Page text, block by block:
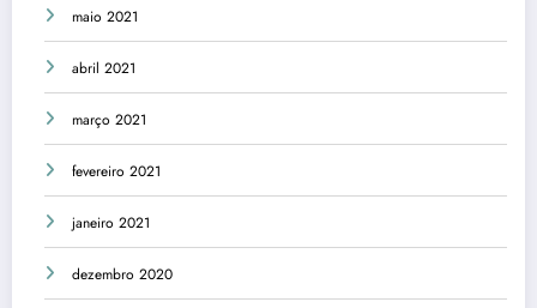
maio 2021
abril 2021
março 2021
fevereiro 2021
janeiro 2021
dezembro 2020